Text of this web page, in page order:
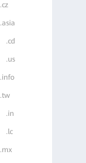
.cz
.asia
.cd
.us
.info
.tw
.in
.lc
.mx